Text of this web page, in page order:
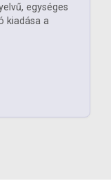
egységes
kiadása a